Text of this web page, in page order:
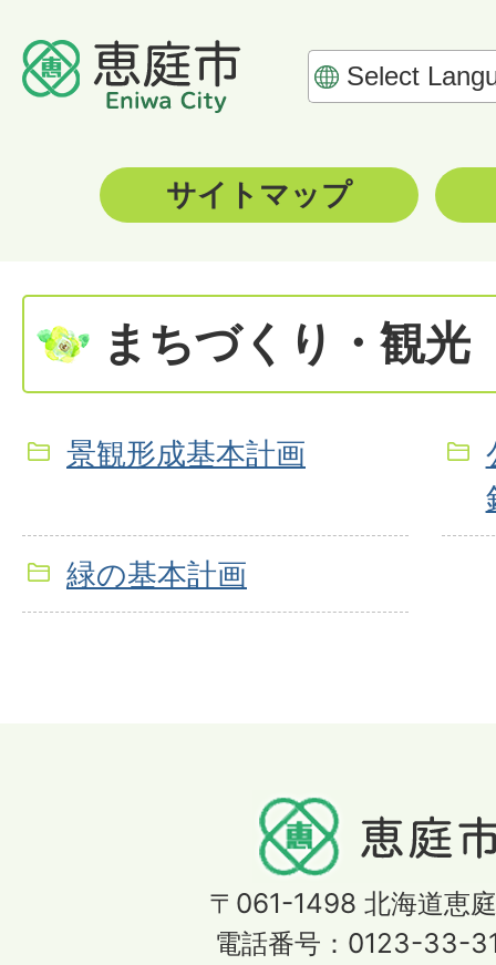
サイトマップ
まちづくり・観光
景観形成基本計画
緑の基本計画
〒061-1498 北海道恵
電話番号：0123-33-